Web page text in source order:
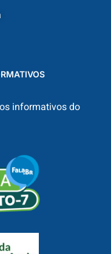
informativos do